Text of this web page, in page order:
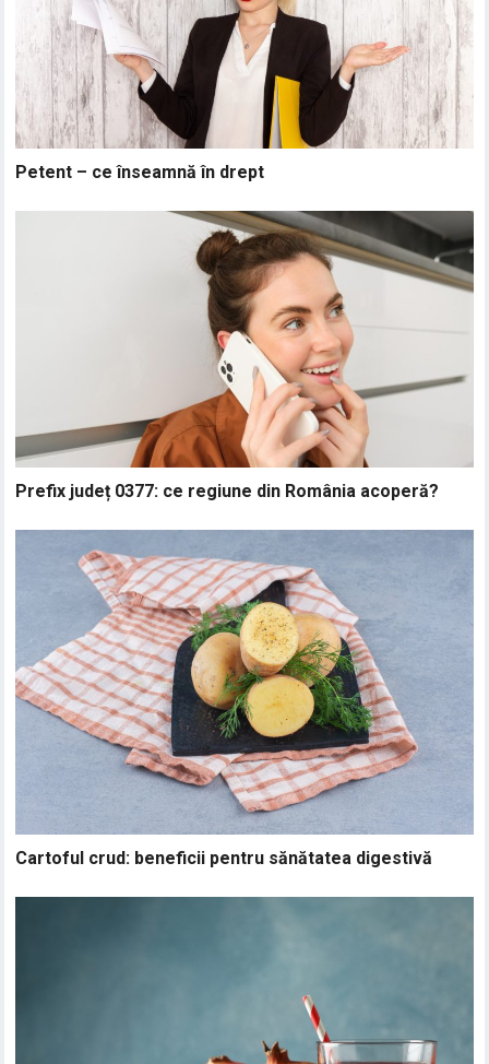
Petent – ce înseamnă în drept
Prefix județ 0377: ce regiune din România acoperă?
Cartoful crud: beneficii pentru sănătatea digestivă